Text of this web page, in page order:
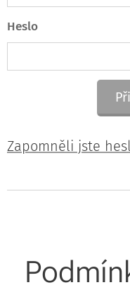
Heslo
Zapomněli jste